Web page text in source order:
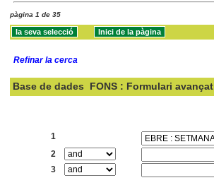
pàgina 1 de 35
Refinar la cerca
Base de dades FONS : Formulari avançat
1
2
3